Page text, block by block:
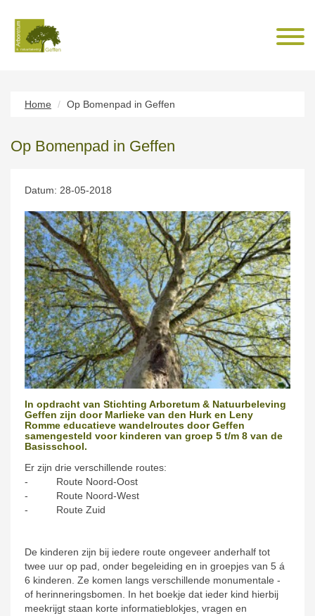
Home Op Bomenpad in Geffen
Op Bomenpad in Geffen
Datum: 28-05-2018
In opdracht van Stichting Arboretum & Natuurbeleving
Geffen zijn door Marlieke van den Hurk en Leny
Romme educatieve wandelroutes door Geffen
samengesteld voor kinderen van groep 5 t/m 8 van de
Basisschool.
Er zijn drie verschillende routes:
- Route Noord-Oost
- Route Noord-West
- Route Zuid
De kinderen zijn bij iedere route ongeveer anderhalf tot
twee uur op pad, onder begeleiding en in groepjes van 5 á
6 kinderen. Ze komen langs verschillende monumentale -
of herinneringsbomen. In het boekje dat ieder kind hierbij
meekrijgt staan korte informatieblokjes, vragen en